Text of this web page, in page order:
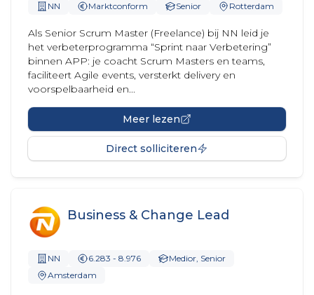
NN Marktconform Senior Rotterdam
Als Senior Scrum Master (Freelance) bij NN leid je
het verbeterprogramma “Sprint naar Verbetering”
binnen APP: je coacht Scrum Masters en teams,
faciliteert Agile events, versterkt delivery en
voorspelbaarheid en...
Meer lezen
Direct solliciteren
Business & Change Lead
NN 6.283 - 8.976
Medior, Senior
Amsterdam